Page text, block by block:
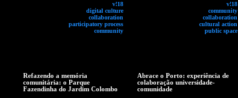
v!18
digital culture
collaboration
participatory process
community
v!18
community
collaboration
cultural action
public space
Refazendo a memória
comunitária: o Parque
Fazendinha do Jardim Colombo
Abrace o Porto: experiência de
colaboração universidade-
comunidade